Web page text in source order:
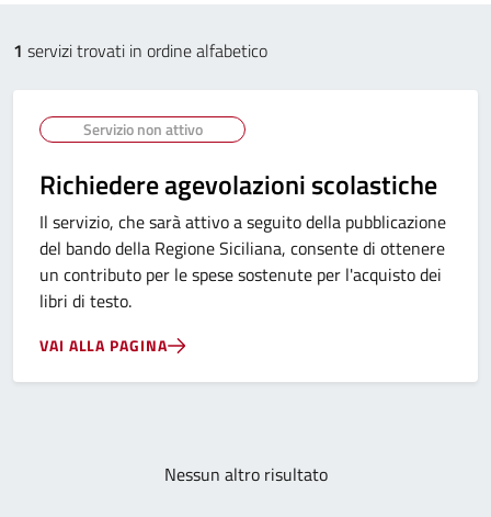
1 servizi trovati in ordine alfabetico
Servizio non attivo
Richiedere agevolazioni scolastiche
Il servizio, che sarà attivo a seguito della pubblicazione
del bando della Regione Siciliana, consente di ottenere
un contributo per le spese sostenute per l'acquisto dei
libri di testo.
VAI ALLA PAGINA
Nessun altro risultato